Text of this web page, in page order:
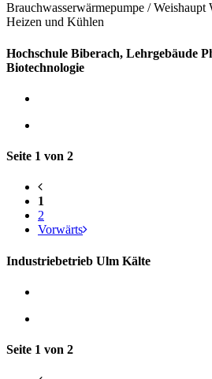
Brauchwasserwärmepumpe / Weishaupt
Heizen und Kühlen
Hochschule Biberach, Lehrgebäude
Biotechnologie
Seite 1 von 2
1
2
Vorwärts
Industriebetrieb Ulm Kälte
Seite 1 von 2